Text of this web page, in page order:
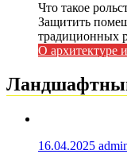
Что такое
Защитить
традиционных
О архитектуре
16.04.2025